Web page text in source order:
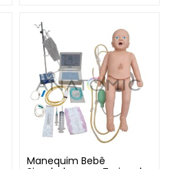
Manequim Bebê